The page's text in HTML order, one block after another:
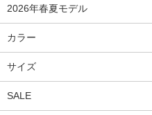
2026年春夏モデル
カラー
サイズ
SALE